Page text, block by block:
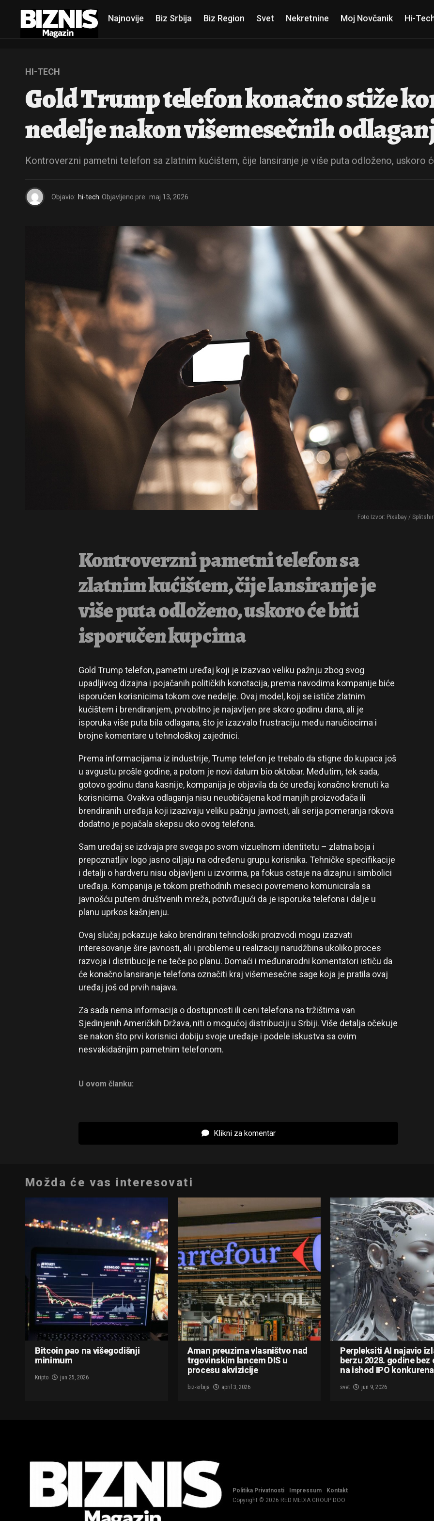
Najnovije Biz Srbija Biz Region Svet Nekretnine Moj Novčanik Hi-
HI-TECH
Gold Trump telefon konačno stiže
nedelje nakon višemesečnih
Kontroverzni pametni telefon sa zlatnim kućištem, čije lansiranje je više puta odloženo, uskoro
Objavio: hi-tech Objavljeno pre: maj 13, 2026
Foto Izvor: Pixabay /
Kontroverzni pametni telefon sa
zlatnim kućištem, čije lansiranje je
više puta odloženo, uskoro će biti
isporučen kupcima
Gold Trump telefon, pametni uređaj koji je izazvao veliku pažnju zbog svog
upadljivog dizajna i pojačanih političkih konotacija, prema navodima kompanije biće
isporučen korisnicima tokom ove nedelje. Ovaj model, koji se ističe zlatnim
kućištem i brendiranjem, prvobitno je najavljen pre skoro godinu dana, ali je
isporuka više puta bila odlagana, što je izazvalo frustraciju među naručiocima i
brojne komentare u tehnološkoj zajednici.
Prema informacijama iz industrije, Trump telefon je trebalo da stigne do kupaca još
u avgustu prošle godine, a potom je novi datum bio oktobar. Međutim, tek sada,
gotovo godinu dana kasnije, kompanija je objavila da će uređaj konačno krenuti ka
korisnicima. Ovakva odlaganja nisu neuobičajena kod manjih proizvođača ili
brendiranih uređaja koji izazivaju veliku pažnju javnosti, ali serija pomeranja rokova
dodatno je pojačala skepsu oko ovog telefona.
Sam uređaj se izdvaja pre svega po svom vizuelnom identitetu – zlatna boja i
prepoznatljiv logo jasno ciljaju na određenu grupu korisnika. Tehničke specifikacije
i detalji o hardveru nisu objavljeni u izvorima, pa fokus ostaje na dizajnu i simbolici
uređaja. Kompanija je tokom prethodnih meseci povremeno komunicirala sa
javnošću putem društvenih mreža, potvrđujući da je isporuka telefona i dalje u
planu uprkos kašnjenju.
Ovaj slučaj pokazuje kako brendirani tehnološki proizvodi mogu izazvati
interesovanje šire javnosti, ali i probleme u realizaciji narudžbina ukoliko proces
razvoja i distribucije ne teče po planu. Domaći i međunarodni komentatori ističu da
će konačno lansiranje telefona označiti kraj višemesečne sage koja je pratila ovaj
uređaj još od prvih najava.
Za sada nema informacija o dostupnosti ili ceni telefona na tržištima van
Sjedinjenih Američkih Država, niti o mogućoj distribuciji u Srbiji. Više detalja očekuje
se nakon što prvi korisnici dobiju svoje uređaje i podele iskustva sa ovim
nesvakidašnjim pametnim telefonom.
U ovom članku:
Klikni za komentar
Možda će vas interesovati
Bitcoin pao na višegodišnji
minimum
Kripto jun 25, 2026
Aman preuzima vlasništvo nad
trgovinskim lancem DIS u
procesu akvizicije
biz-srbija april 3, 2026
Perpleksiti AI najavio
berzu 2028. godine bez
na ishod IPO
svet jun 9, 2026
Politika Privatnosti Impressum
Kontakt
Copyright © 2026 RED MEDIA GROUP DOO